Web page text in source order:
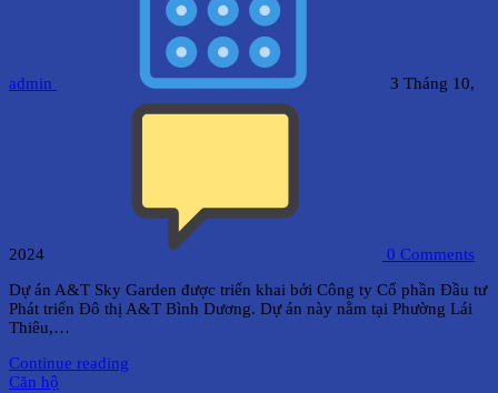
admin 3 Tháng 10,
2024 0 Comments
Dự án A&T Sky Garden được triển khai bởi Công ty Cổ phần Đầu tư
Phát triển Đô thị A&T Bình Dương. Dự án này nằm tại Phường Lái
Thiêu,…
Continue reading
Căn hộ